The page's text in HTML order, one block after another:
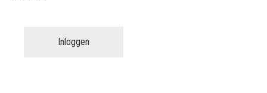
Inloggen